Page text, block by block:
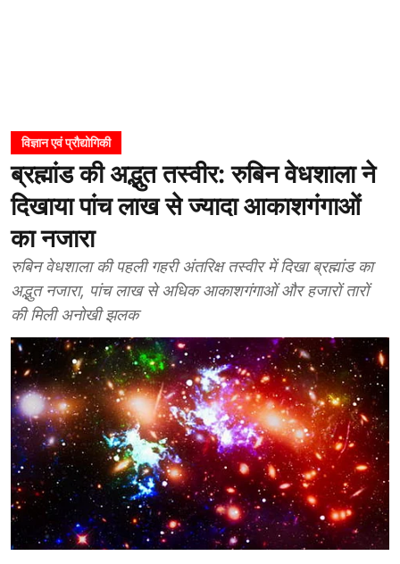
विज्ञान एवं प्रौद्योगिकी
ब्रह्मांड की अद्भुत तस्वीर: रुबिन वेधशाला ने
दिखाया पांच लाख से ज्यादा आकाशगंगाओं
का नजारा
रुबिन वेधशाला की पहली गहरी अंतरिक्ष तस्वीर में दिखा ब्रह्मांड का
अद्भुत नजारा, पांच लाख से अधिक आकाशगंगाओं और हजारों तारों
की मिली अनोखी झलक